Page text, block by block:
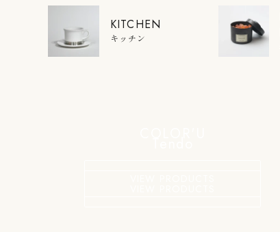
KITCHEN
キッチン